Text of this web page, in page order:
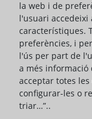
S'ha
"text".
S'ha
"text".
la web i de
l'usuari accedeixi
característiques.
preferències, i
l'ús per part de
a més informació
acceptar totes les
configurar-les o
triar…”..